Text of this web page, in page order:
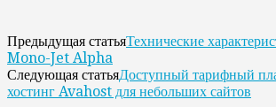
Предыдущая статьяТехнические
Mono-Jet Alpha
Следующая статьяДоступный тарифный
хостинг Avahost для небольших сайтов